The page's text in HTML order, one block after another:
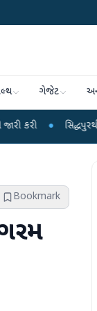
ગેજેટ
સિદ્ધપુરથી બોમ્બ
Bookmark